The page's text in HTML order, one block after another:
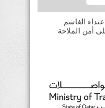
الغاشم
أمن الملاحة